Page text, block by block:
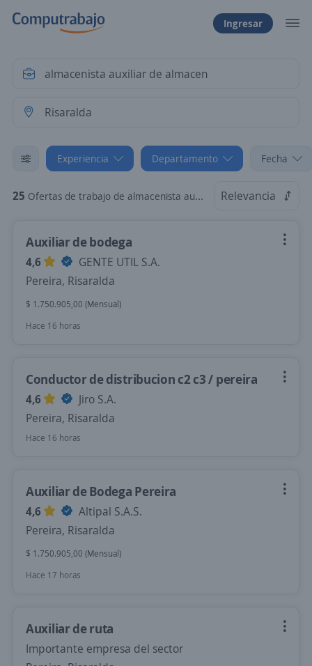
Ingresar
Experiencia Departamento Fecha
25 Ofertas de trabajo de almacenista auxiliar de almacen sin experiencia en Risaralda Relevancia
Auxiliar de bodega
4,6
GENTE UTIL S.A.
Pereira, Risaralda
$ 1.750.905,00 (Mensual)
Hace 16 horas
Conductor de distribucion c2 c3 / pereira
4,6
Jiro S.A.
Pereira, Risaralda
Hace 16 horas
Auxiliar de Bodega Pereira
4,6
Altipal S.A.S.
Pereira, Risaralda
$ 1.750.905,00 (Mensual)
Hace 17 horas
Auxiliar de ruta
Importante empresa del sector